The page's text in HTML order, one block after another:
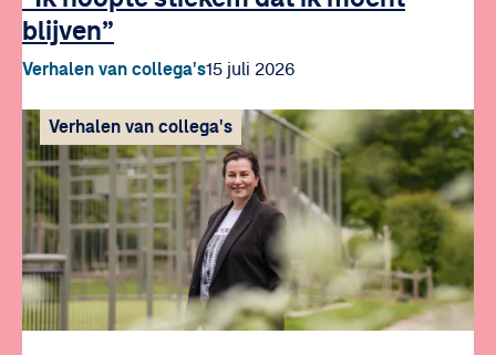
blijven”
Verhalen van collega's15 juli 2026
Verhalen van collega's